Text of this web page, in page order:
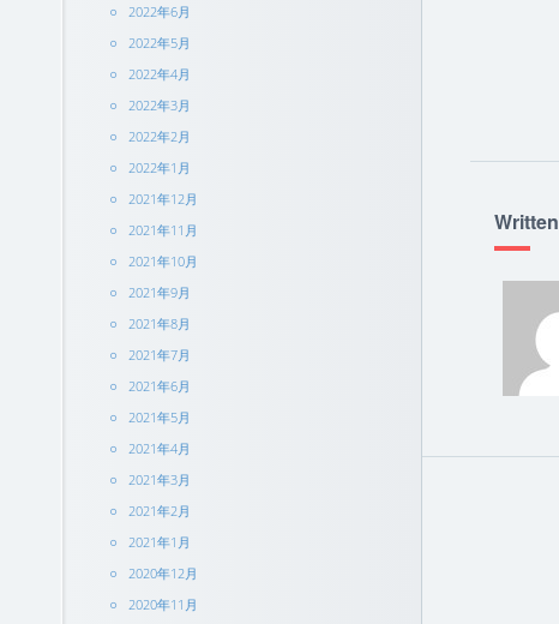
2022年6月
2022年5月
2022年4月
2022年3月
2022年2月
2022年1月
2021年12月
2021年11月
2021年10月
2021年9月
2021年8月
2021年7月
2021年6月
2021年5月
2021年4月
2021年3月
2021年2月
2021年1月
2020年12月
2020年11月